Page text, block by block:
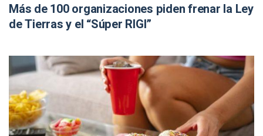
Más de 100 organizaciones piden frenar la Ley
de Tierras y el “Súper RIGI”